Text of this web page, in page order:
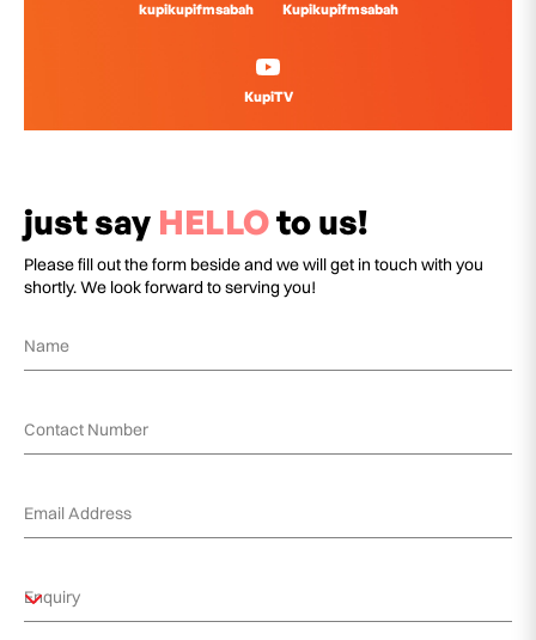
kupikupifmsabah Kupikupifmsabah
KupiTV
just say HELLOto us!
Please fill out the form beside and we will get in touch with you
shortly. We look forward to serving you!